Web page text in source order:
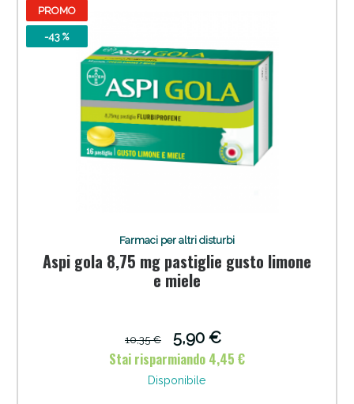
PROMO
-43 %
Farmaci per altri disturbi
Aspi gola 8,75 mg pastiglie gusto limone
e miele
10,35 €
5,90 €
Stai risparmiando 4,45 €
Disponibile
Anticellulite e Fanghi: Sconto fino al 40% valido